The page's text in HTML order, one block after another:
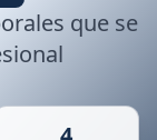
que se